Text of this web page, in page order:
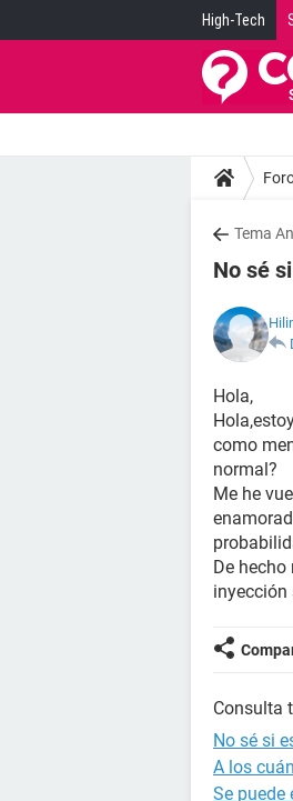
High-Tech
Tema
No sé
Hola,
como
normal?
Me he
De
inyección
Consulta
No sé si
A los
Se puede